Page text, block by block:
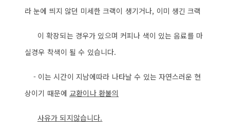
라 눈에 띄지 않던 미세한 크랙이 생기거나, 이미 생긴 크랙
이 확장되는 경우가 있으며 커피나 색이 있는 음료를 마
실경우 착색이 될 수 있습니다.
- 이는 시간이 지남에따라 나타날 수 있는 자연스러운 현
상이기 때문에 교환이나 환불의
사유가 되지않습니다.